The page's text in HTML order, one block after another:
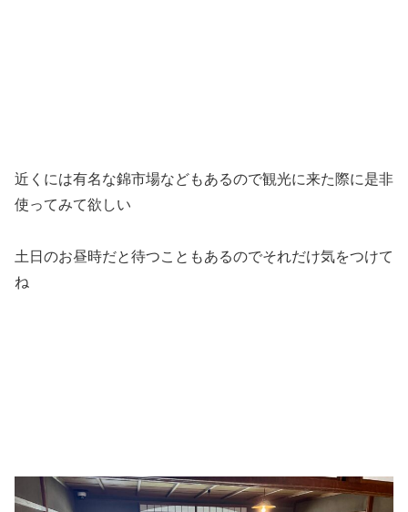
近くには有名な錦市場などもあるので観光に来た際に是非
使ってみて欲しい
土日のお昼時だと待つこともあるのでそれだけ気をつけて
ね